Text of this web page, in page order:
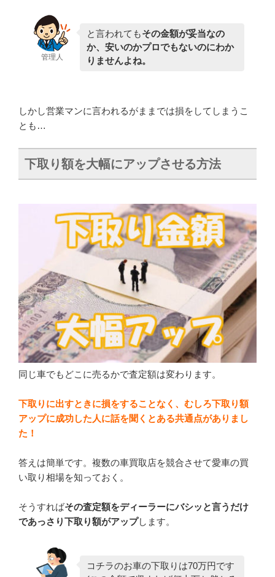
管理人
と言われてもその金額が妥当なの
か、安いのかプロでもないのにわか
りませんよね。
しかし営業マンに言われるがままでは損をしてしまうこ
とも…
下取り額を大幅にアップさせる方法
同じ車でもどこに売るかで査定額は変わります。
下取りに出すときに損をすることなく、むしろ下取り額
アップに成功した人に話を聞くとある共通点がありまし
た！
答えは簡単です。複数の車買取店を競合させて愛車の買
い取り相場を知っておく。
そうすればその査定額をディーラーにバシッと言うだけ
であっさり下取り額がアップします。
コチラのお車の下取りは70万円です